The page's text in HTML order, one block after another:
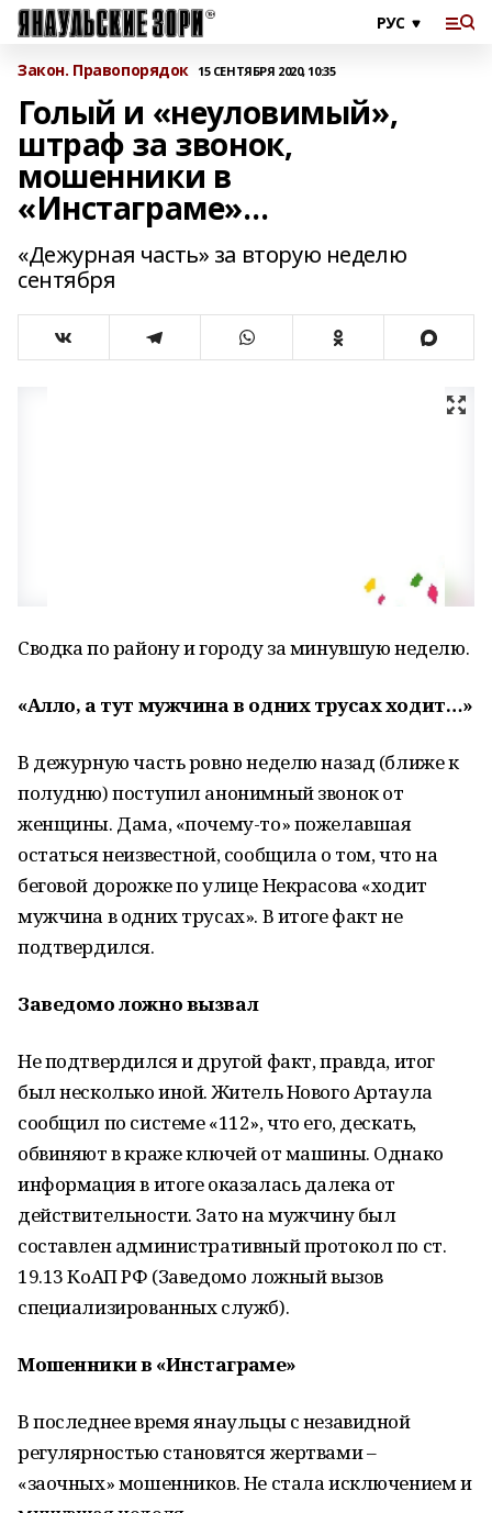
Закон. Правопорядок 15 СЕНТЯБРЯ 2020, 10:35
Голый и «неуловимый»,
штраф за звонок,
мошенники в
«Инстаграме»…
«Дежурная часть» за вторую неделю
сентября
Сводка по району и городу за минувшую неделю.
«Алло, а тут мужчина в одних трусах ходит…»
В дежурную часть ровно неделю назад (ближе к
полудню) поступил анонимный звонок от
женщины. Дама, «почему-то» пожелавшая
остаться неизвестной, сообщила о том, что на
беговой дорожке по улице Некрасова «ходит
мужчина в одних трусах». В итоге факт не
подтвердился.
Заведомо ложно вызвал
Не подтвердился и другой факт, правда, итог
был несколько иной. Житель Нового Артаула
сообщил по системе «112», что его, дескать,
обвиняют в краже ключей от машины. Однако
информация в итоге оказалась далека от
действительности. Зато на мужчину был
составлен административный протокол по ст.
19.13 КоАП РФ (Заведомо ложный вызов
специализированных служб).
Мошенники в «Инстаграме»
В последнее время янаульцы с незавидной
регулярностью становятся жертвами –
«заочных» мошенников. Не стала исключением и